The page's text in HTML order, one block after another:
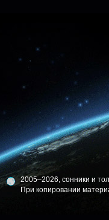
2005–2026, сонники и
При копировании